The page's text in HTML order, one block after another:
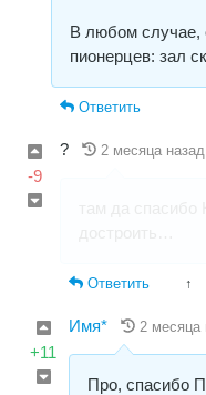
В любом случае,
пионерцев: зал
Ответить
-9
? 2 месяца назад
Ответить ↑
+11
Имя* 2 месяца
Про, спасибо